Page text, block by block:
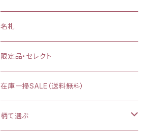
【給食袋・おやつ袋】約 縦25×20cm
縦25×横35cm
縦30×横40cm
名札
限定品・セレクト
在庫一掃SALE（送料無料）
柄て選ぶ